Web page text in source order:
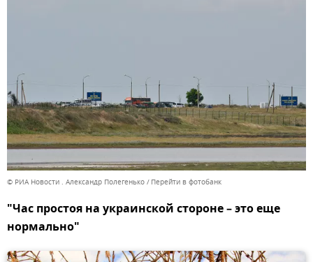
© РИА Новости . Александр Полегенько Перейти в фотобанк
"Час простоя на украинской стороне – это еще
нормально"